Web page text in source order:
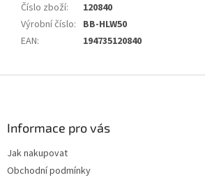
Číslo zboží:
120840
Výrobní číslo: BB-HLW50
EAN: 194735120840
Informace pro vás
Jak nakupovat
Obchodní podmínky